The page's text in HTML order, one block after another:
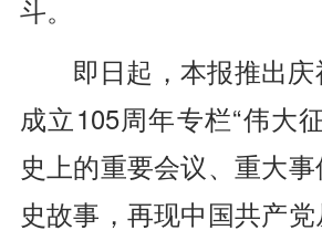
斗。
即日起，本报推出
成立105周年专栏“伟大
史上的重要会议、重大
史故事，再现中国共产